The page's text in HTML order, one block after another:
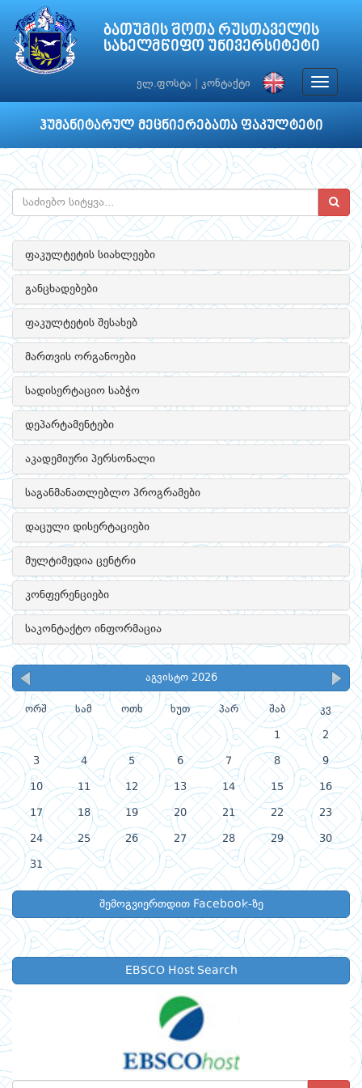
ბათუმის შოთა რუსთაველის
სახელმწიფო უნივერსიტეტი
ელ.ფოსტა კონტაქტი
Toggle
ჰუმანიტარულ მეცნიერებათა ფაკულტეტი
ფაკულტეტის სიახლეები
განცხადებები
ფაკულტეტის შესახებ
მართვის ორგანოები
სადისერტაციო საბჭო
დეპარტამენტები
აკადემიური პერსონალი
საგანმანათლებლო პროგრამები
დაცული დისერტაციები
მულტიმედია ცენტრი
კონფერენციები
საკონტაქტო ინფორმაცია
აგვისტო 2026
ორშ სამ ოთხ ხუთ პარ შაბ კვ
1 2
3 4 5 6 7 8 9
10 11 12 13 14 15 16
17 18 19 20 21 22 23
24 25 26 27 28 29 30
31
შემოგვიერთდით Facebook-ზე
EBSCO Host Search